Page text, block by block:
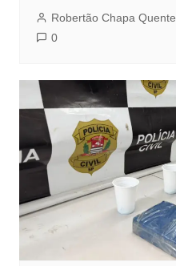
Robertão Chapa Quente
0